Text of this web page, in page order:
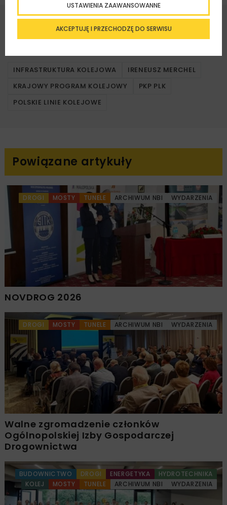
Mariusz Karpiński-Rzepa
REDAKTOR NACZELNY CZASOPISMA
INFRASTRUKTURA KOLEJOWA
IRENEUSZ MERCHEL
KRAJOWY PROGRAM KOLEJOWY
PKP PLK
POLSKIE LINIE KOLEJOWE
Powiązane artykuły
DROGI MOSTY TUNELE ARCHIWUM NBI WYDARZENIA
NOVDROG 2026
DROGI MOSTY TUNELE ARCHIWUM NBI WYDARZENIA
Walne zgromadzenie członków
Ogólnopolskiej Izby Gospodarczej
Drogownictwa
BUDOWNICTWO DROGI ENERGETYKA
HYDROTECHNIKA
KOLEJ
MOSTY TUNELE ARCHIWUM NBI WYDARZENIA
AKCEPTUJĘ I PRZECHODZĘ DO SERWISU
USTAWIENIA ZAAWANSOWANNE